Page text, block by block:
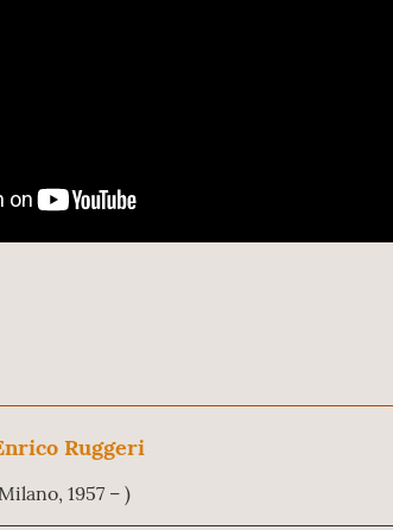
Ruggeri
1957 – )